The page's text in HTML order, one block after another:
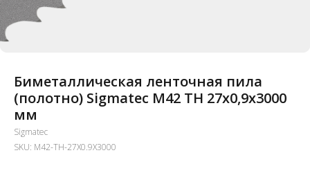
Биметаллическая ленточная пила
(полотно) Sigmatec M42 TH 27х0,9x3000
мм
Sigmatec
SKU: M42-TH-27X0.9X3000